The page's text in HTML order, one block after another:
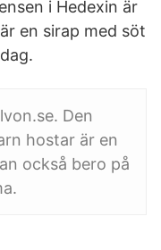
i Hedexin är
en sirap med söt
Den
hostar är en
också bero på